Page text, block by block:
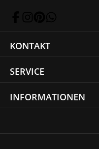
KONTAKT
SERVICE
INFORMATIONEN